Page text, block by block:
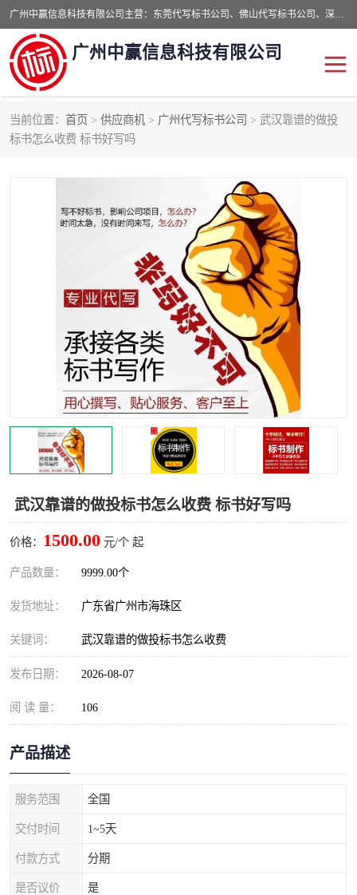
广州中赢信息科技有限公司主营：东莞代写标书公司、佛山代写标书公司、深圳代写标书公司等,食品类标书、工程类类标书,经验丰富的标书制作团队,24小时加急服务,多对一服务。
广州中赢信息科技有限公司
当前位置： 首页 > 供应商机 > 广州代写标书公司 > 武汉靠谱的做投
标书怎么收费 标书好写吗
武汉靠谱的做投标书怎么收费 标书好写吗
价格： 1500.00 元/个 起
产品数量： 9999.00个
发货地址： 广东省广州市海珠区
关键词： 武汉靠谱的做投标书怎么收费
发布日期： 2026-08-07
阅 读 量： 106
产品描述
服务范围 全国
交付时间 1~5天
付款方式 分期
是否议价 是
东莞代写标书公司
深圳代写标书公司 广州代写标书公司